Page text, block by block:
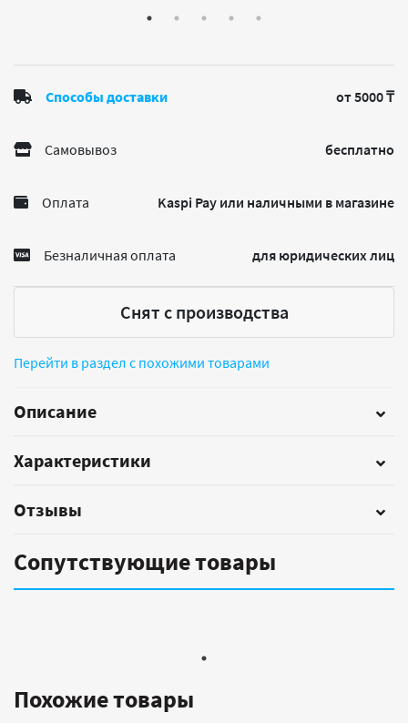
Способы доставки от 5000 ₸
Самовывоз бесплатно
Оплата Kaspi Pay или наличными в магазине
Безналичная оплата для юридических лиц
Снят с производства
Перейти в раздел с похожими товарами
Описание
Характеристики
Отзывы
Сопутствующие товары
Похожие товары